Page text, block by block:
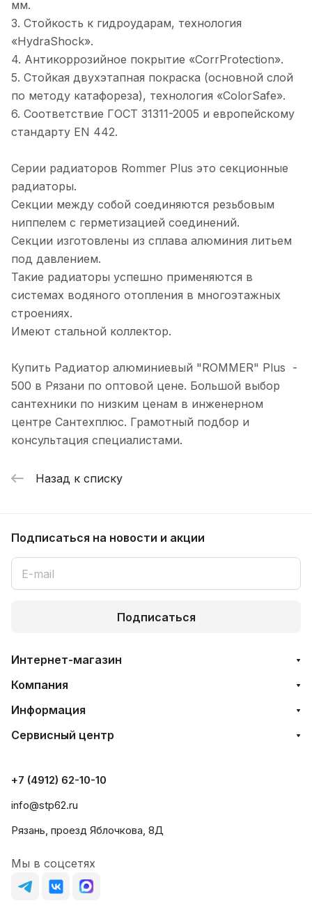
мм.
3. Стойкость к гидроударам, технология
«HydraShock».
4. Антикоррозийное покрытие «СorrProtection».
5. Стойкая двухэтапная покраска (основной слой
по методу катафореза), технология «ColorSafe».
6. Соответствие ГОСТ 31311-2005 и европейскому
стандарту EN 442.
Серии радиаторов Rommer Plus это секционные
радиаторы.
Секции между собой соединяются резьбовым
ниппелем с герметизацией соединений.
Секции изготовлены из сплава алюминия литьем
под давлением.
Такие радиаторы успешно применяются в
системах водяного отопления в многоэтажных
строениях.
Имеют стальной коллектор.
Купить Радиатор алюминиевый "ROMMER" Plus -
500 в Рязани по оптовой цене. Большой выбор
сантехники по низким ценам в инженерном
центре Сантехплюс. Грамотный подбор и
консультация специалистами.
Назад к списку
Подписаться на новости и акции
Подписаться
Интернет-магазин
Компания
Информация
Сервисный центр
+7 (4912) 62-10-10
info@stp62.ru
Рязань, проезд Яблочкова, 8Д
Мы в соцсетях